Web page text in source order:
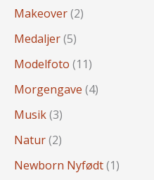
Makeover(2)
Medaljer(5)
Modelfoto (11)
Morgengave (4)
Musik(3)
Natur(2)
Newborn Nyfødt(1)